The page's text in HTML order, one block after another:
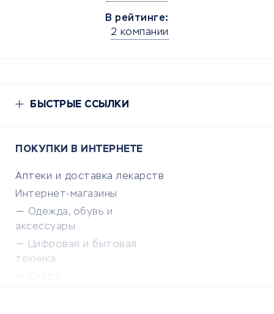
В рейтинге:
2 компании
БЫСТРЫЕ ССЫЛКИ
ПОКУПКИ В ИНТЕРНЕТЕ
Аптеки и доставка лекарств
Интернет-магазины
Одежда, обувь и
аксессуары
Цифровая и бытовая
техника